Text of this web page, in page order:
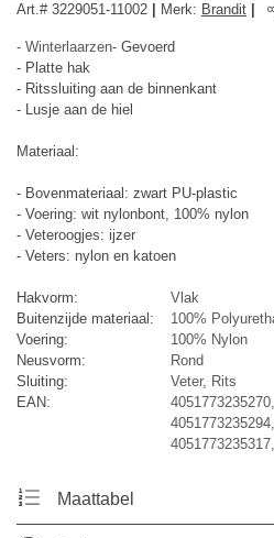
Art.# 3229051-11002 Merk: Brandit
- Winterlaarzen- Gevoerd
- Platte hak
- Ritssluiting aan de binnenkant
- Lusje aan de hiel
Materiaal:
- Bovenmateriaal: zwart PU-plastic
- Voering: wit nylonbont, 100% nylon
- Veteroogjes: ijzer
- Veters: nylon en katoen
Hakvorm:
Vlak
Buitenzijde materiaal:
100%
Voering:
100% Nylon
Neusvorm:
Rond
Sluiting:
Veter, Rits
EAN:
Maattabel